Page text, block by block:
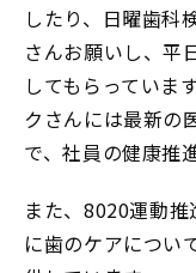
したり、日曜歯科
さんお願いし、平
してもらっていま
クさんには最新の
で、社員の健康推
また、8020運動
に歯のケアについ